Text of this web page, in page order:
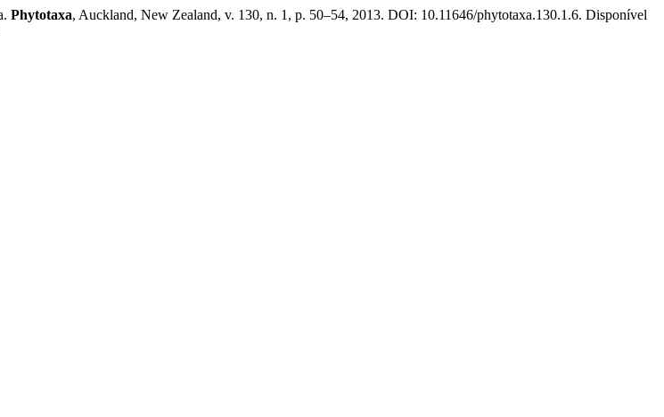
Phytotaxa, Auckland, New Zealand, v. 130, n. 1, p. 50–54, 2013. DOI: 10.11646/phytotaxa.130.1.6. Disponível